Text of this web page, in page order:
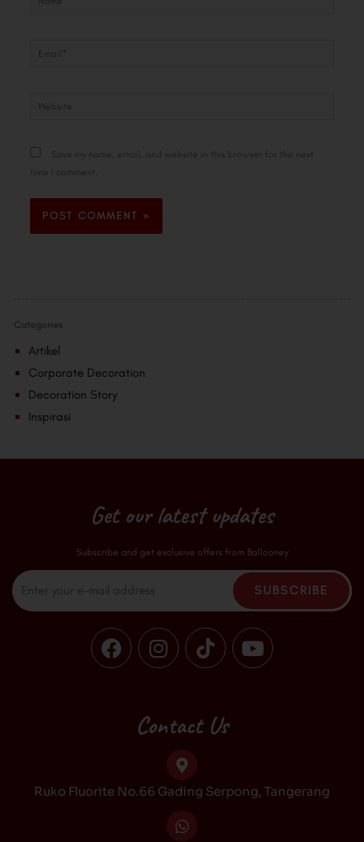
Categories
Artikel
Corporate Decoration
Decoration Story
Inspirasi
Email*
Save my name, email, and website in this browser for the next
time I comment.
Get our latest updates
Subscribe and get exclusive offers from Ballooney
Email
SUBSCRIBE
F
a
I
n
a
g
m
T
i
o
k
Y
o
Contact Us
Ruko Fluorite No.66 Gading Serpong, Tangerang